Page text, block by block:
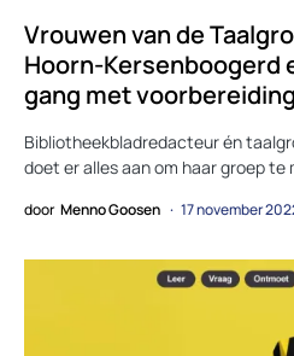
Vrouwen van de
Hoorn-Kersenboogerd
gang met
Bibliotheekbladredacteur én
doet er alles aan om haar groep
door Menno Goosen 17 november